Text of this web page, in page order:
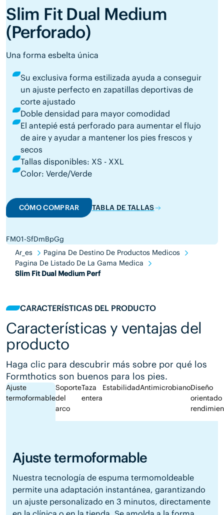
Slim Fit Dual Medium
(Perforado)
Una forma esbelta única
Su exclusiva forma estilizada ayuda a conseguir
un ajuste perfecto en zapatillas deportivas de
corte ajustado
Doble densidad para mayor comodidad
El antepié está perforado para aumentar el flujo
de aire y ayudar a mantener los pies frescos y
secos
Tallas disponibles: XS - XXL
Color: Verde/Verde
CÓMO COMPRAR TABLA DE TALLAS
FM01-SfDmBpGg
Ar_es
Pagina De Destino De Productos Medicos
Pagina De Listado De La Gama Medica
Slim Fit Dual Medium Perf
CARACTERÍSTICAS DEL PRODUCTO
Características y ventajas del
producto
Haga clic para descubrir más sobre por qué los
Formthotics son buenos para los pies.
Ajuste
termoformable
Soporte
del
arco
Taza
entera
EstabilidadAntimicrobianoDiseño
orientado
Ajuste termoformable
Nuestra tecnología de espuma termomoldeable
permite una adaptación instantánea, garantizando
un ajuste personalizado en 3 minutos, directamente